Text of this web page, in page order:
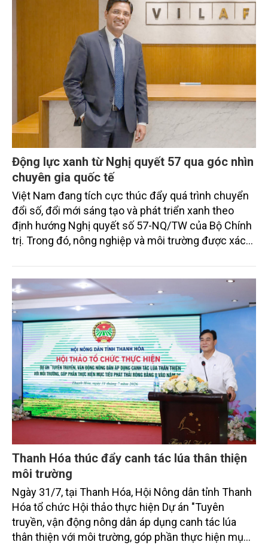
Động lực xanh từ Nghị quyết 57 qua góc nhìn
chuyên gia quốc tế
Việt Nam đang tích cực thúc đẩy quá trình chuyển
đổi số, đổi mới sáng tạo và phát triển xanh theo
định hướng Nghị quyết số 57-NQ/TW của Bộ Chính
trị. Trong đó, nông nghiệp và môi trường được xác
sắc bởi các tiến bộ công nghệ và cam kết bền vững
toàn cầu, đặc biệt là mục tiêu đưa phát thải ròng
bằng 0 (Net-Zero) vào năm 2050.
Thanh Hóa thúc đẩy canh tác lúa thân thiện
môi trường
Ngày 31/7, tại Thanh Hóa, Hội Nông dân tỉnh Thanh
Hóa tổ chức Hội thảo thực hiện Dự án "Tuyên
truyền, vận động nông dân áp dụng canh tác lúa
thân thiện với môi trường, góp phần thực hiện mục